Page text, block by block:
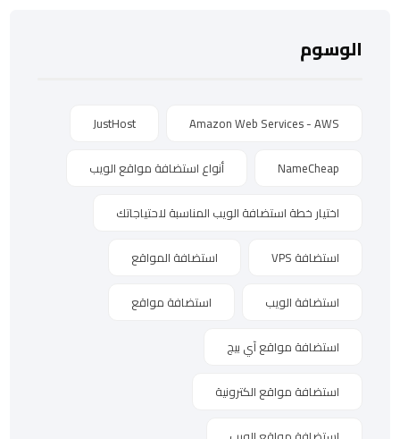
الوسوم
Amazon Web Services - AWS
JustHost
NameCheap أنواع استضافة مواقع الويب
اختيار خطة استضافة الويب المناسبة لاحتياجاتك
استضافة VPS استضافة المواقع
استضافة الويب استضافة مواقع
استضافة مواقع آي بيج
استضافة مواقع الكترونية